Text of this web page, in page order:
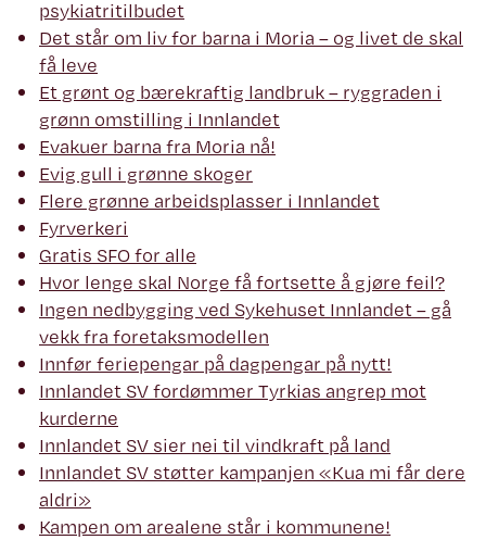
psykiatritilbudet
Det står om liv for barna i Moria – og livet de skal
få leve
Et grønt og bærekraftig landbruk – ryggraden i
grønn omstilling i Innlandet
Evakuer barna fra Moria nå!
Evig gull i grønne skoger
Flere grønne arbeidsplasser i Innlandet
Fyrverkeri
Gratis SFO for alle
Hvor lenge skal Norge få fortsette å gjøre feil?
Ingen nedbygging ved Sykehuset Innlandet – gå
vekk fra foretaksmodellen
Innfør feriepengar på dagpengar på nytt!
Innlandet SV fordømmer Tyrkias angrep mot
kurderne
Innlandet SV sier nei til vindkraft på land
Innlandet SV støtter kampanjen «Kua mi får dere
aldri»
Kampen om arealene står i kommunene!